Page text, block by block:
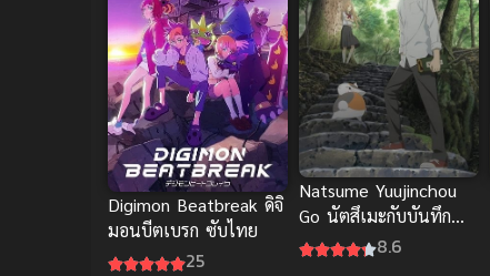
Digimon Beatbreak ดิจิ
มอนบีตเบรก ซับไทย
25
Natsume Yuujinchou
Go นัตสึเมะกับบันทึก
พิศวง ภาค 58.6